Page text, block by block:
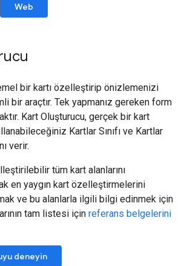
Web
bir kartı özelleştirip önizlemenizi
bir araçtır. Tek yapmanız gereken form
Kart Oluşturucu, gerçek bir kart
Kartlar Sınıfı ve Kartlar
verir.
tüm kart alanlarını
en yaygın kart özelleştirmelerini
ve bu alanlarla ilgili bilgi edinmek için
tam listesi için referans belgelerini
deneyin